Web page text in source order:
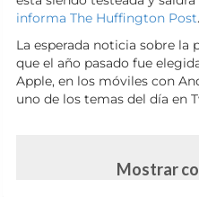
informa The Huffington Post.
La esperada noticia sobre la
que el año pasado fue
Apple, en los móviles con
uno de los temas del día en
Mostrar